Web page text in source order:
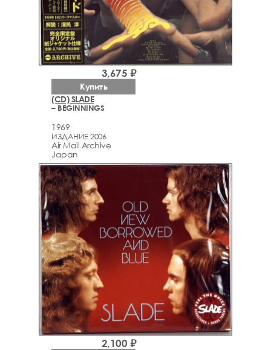
(CD) SLADE
– BEGINNINGS
1969
ИЗДАНИЕ 2006
Air Mail Archive
Japan
3,675 ₽
Купить
2,100 ₽